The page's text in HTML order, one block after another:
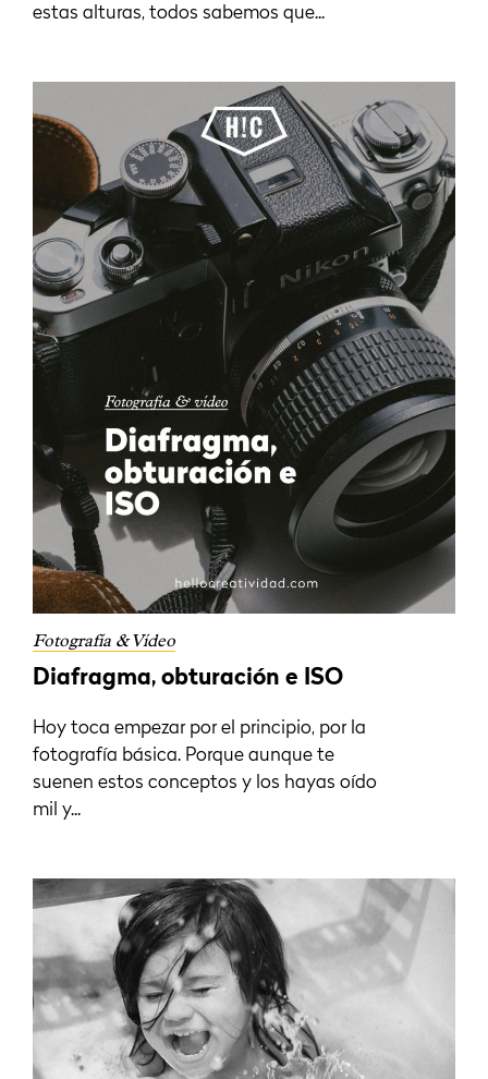
estas alturas, todos sabemos que...
Fotografía & Vídeo
Diafragma, obturación e ISO
Hoy toca empezar por el principio, por la
fotografía básica. Porque aunque te
suenen estos conceptos y los hayas oído
mil y...